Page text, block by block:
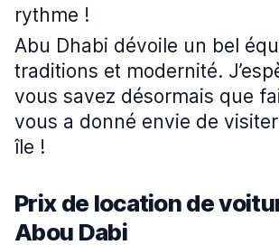
rythme !
Abu Dhabi dévoile un bel
traditions et modernité.
vous savez désormais que
vous a donné envie de
île !
Prix de location de
Abou Dabi